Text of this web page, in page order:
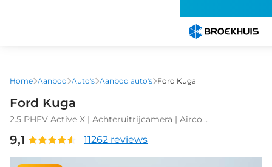
gaan
Home Aanbod Auto's Aanbod auto's Ford Kuga
Ford Kuga
2.5 PHEV Active X | Achteruitrijcamera | Airco
9,1 11262 reviews